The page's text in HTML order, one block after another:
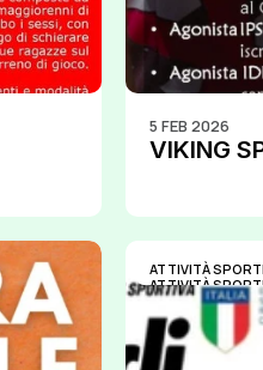
5 FEB 2026
VIKING
ATTIVITÀ
ATTIVITÀ